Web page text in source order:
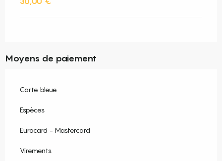
Moyens de paiement
Carte bleue
Espèces
Eurocard - Mastercard
Virements